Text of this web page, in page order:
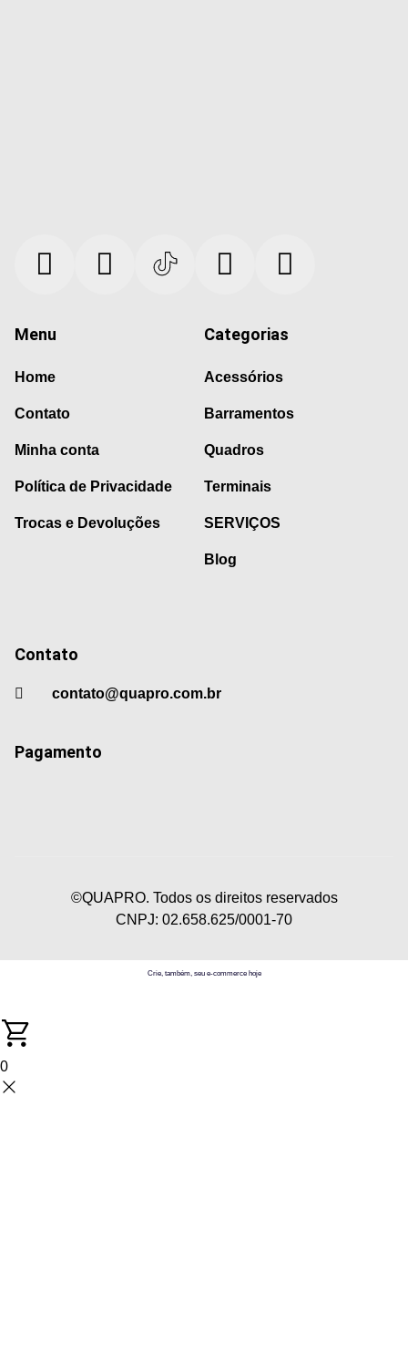
Menu
Home
Contato
Minha conta
Política de Privacidade
Trocas e Devoluções
Categorias
Acessórios
Barramentos
Quadros
Terminais
SERVIÇOS
Blog
Contato
contato@quapro.com.br
Pagamento
©QUAPRO. Todos os direitos reservados
CNPJ: 02.658.625/0001-70
Crie, também, seu e-commerce hoje
0